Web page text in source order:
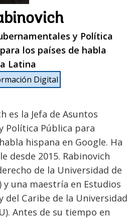
y Política
los países de habla
Latina
Digital
es la Jefa de Asuntos
Política Pública para
hispana en Google. Ha
desde 2015. Rabinovich
de la Universidad de
y una maestría en Estudios
del Caribe de la Universidad
Antes de su tiempo en